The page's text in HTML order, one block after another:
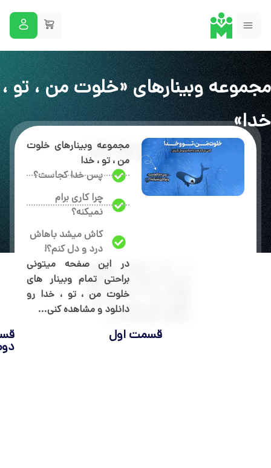
مجموعه وبینارهای «خلوت من ، تو ،
خدا»
مجموعه وبینارهای خلوت
من ، تو ، خدا
پس خدا کجاست؟
چرا کاری برام
نمیکنه؟
کاش میشد باهاش
درد و دل کنم؟!
در این صفحه میتونی
براحتی تمام وبینار های
خلوت من ، تو ، خدا رو
دانلود و مشاهده کنی...
قسمت اول